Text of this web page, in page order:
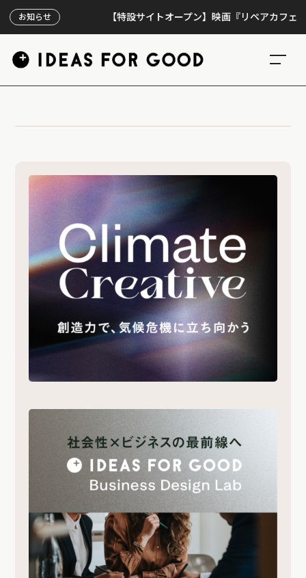
お知らせ 【特設サイトオープン】映画『リペアカフェ』、